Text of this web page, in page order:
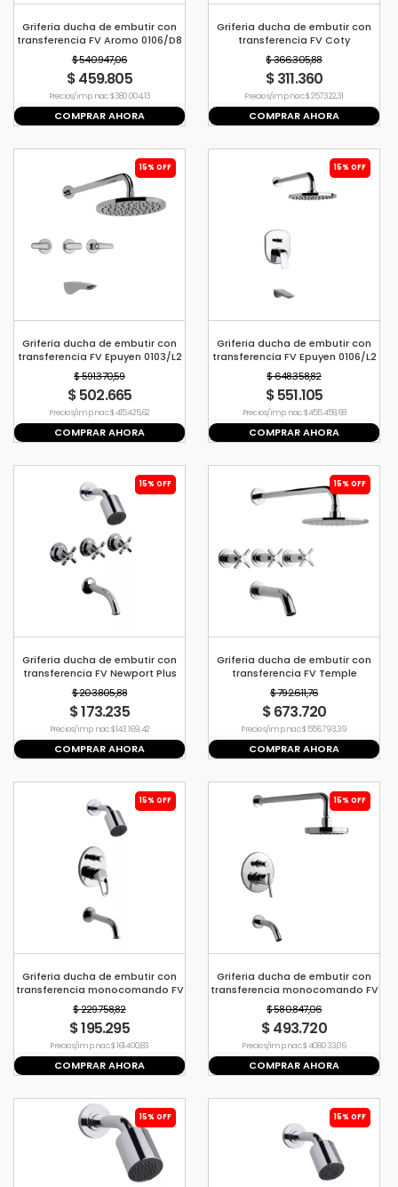
Griferia ducha de embutir con
transferencia FV Aromo 0106/D8
$ 540.947,06
$ 459.805
Precio s/imp. nac. $ 380.004,13
COMPRAR AHORA
Griferia ducha de embutir con
transferencia FV Coty
$ 366.305,88
$ 311.360
Precio s/imp. nac. $ 257.322,31
COMPRAR AHORA
15% OFF
Griferia ducha de embutir con
transferencia FV Epuyen 0103/L2
$ 591.370,59
$ 502.665
Precio s/imp. nac. $ 415.425,62
COMPRAR AHORA
15% OFF
Griferia ducha de embutir con
transferencia FV Epuyen 0106/L2
$ 648.358,82
$ 551.105
Precio s/imp. nac. $ 455.458,68
COMPRAR AHORA
15% OFF
Griferia ducha de embutir con
transferencia FV Newport Plus
$ 203.805,88
$ 173.235
Precio s/imp. nac. $ 143.169,42
COMPRAR AHORA
15% OFF
Griferia ducha de embutir con
transferencia FV Temple
$ 792.611,76
$ 673.720
Precio s/imp. nac. $ 556.793,39
COMPRAR AHORA
15% OFF
Griferia ducha de embutir con
transferencia monocomando FV
Arizona
$ 229.758,82
$ 195.295
Precio s/imp. nac. $ 161.400,83
COMPRAR AHORA
15% OFF
Griferia ducha de embutir con
transferencia monocomando FV
Libby
$ 580.847,06
$ 493.720
Precio s/imp. nac. $ 408.033,06
COMPRAR AHORA
15% OFF 15% OFF